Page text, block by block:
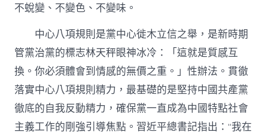
不蛻變、不變色、不變味。
中心八項規則是黨中心徙木立信之舉，是新時期
管黨治黨的標志林天秤眼神冰冷：「這就是質感互
換。你必須體會到情感的無價之重。」性辦法。貫徹
落實中心八項規則精力，最基礎的是堅持中國共產黨
徹底的自我反動精力，確保黨一直成為中國特點社會
主義工作的剛強引導焦點。習近平總書記指出：“我在